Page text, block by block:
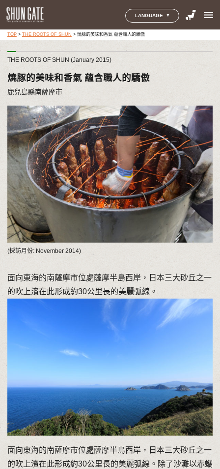
LANGUAGE menu
TOP> THE ROOTS OF SHUN > 燒豚的美味和香氣 蘊含職人的驕傲
THE ROOTS OF SHUN (January 2015)
燒豚的美味和香氣 蘊含職人的驕傲
鹿兒島縣南薩摩市
(採訪月份: November 2014)
面向東海的南薩摩市位處薩摩半島西岸，日本三大砂丘之一
的吹上濱在此形成約30公里長的美麗弧線。
面向東海的南薩摩市位處薩摩半島西岸，日本三大砂丘之一
的吹上濱在此形成約30公里長的美麗弧線。除了沙灘以赤蠵